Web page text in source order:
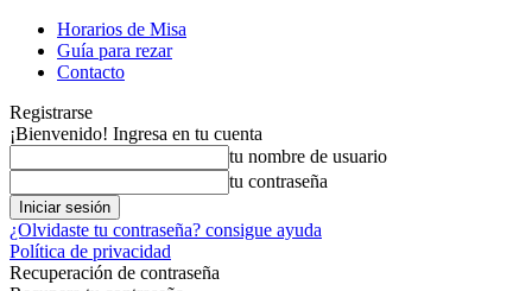
Horarios de Misa
Guía para rezar
Contacto
Registrarse
¡Bienvenido! Ingresa en tu cuenta
tu nombre de usuario
tu contraseña
¿Olvidaste tu contraseña? consigue ayuda
Política de privacidad
Recuperación de contraseña